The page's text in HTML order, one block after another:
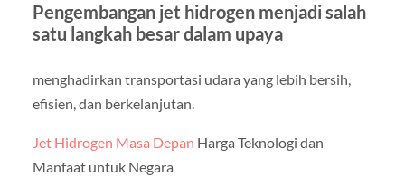
Pengembangan jet hidrogen menjadi salah
satu langkah besar dalam upaya
menghadirkan transportasi udara yang lebih bersih,
efisien, dan berkelanjutan.
Jet Hidrogen Masa Depan Harga Teknologi dan
Manfaat untuk Negara